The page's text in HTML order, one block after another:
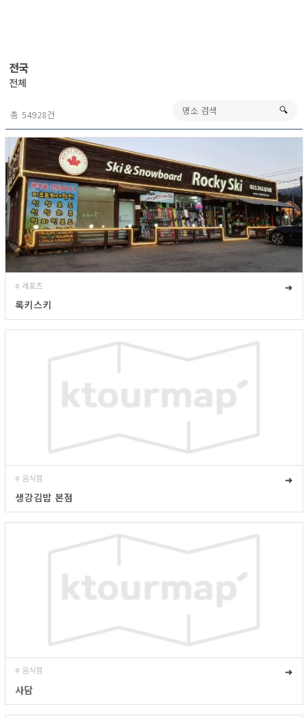
전국
전체
총 54928건 🔍︎
# 레포츠
➜
록키스키
# 음식점
➜
생강김밥 본점
# 음식점
➜
사담